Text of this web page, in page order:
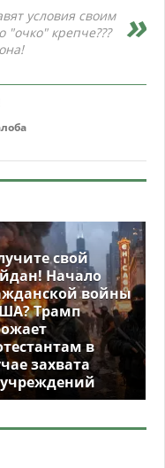
условия своим
крепче???
свой
Начало
войны
Трамп
в
захвата